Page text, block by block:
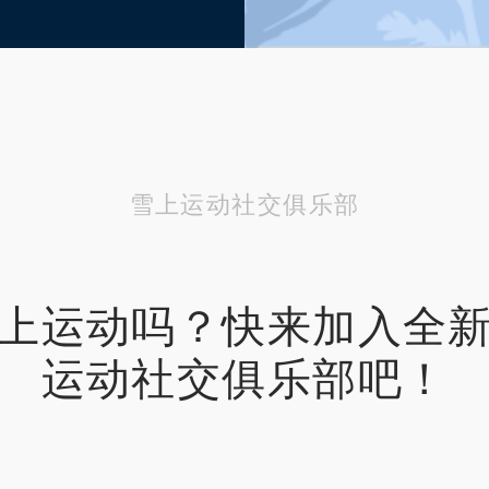
雪上运动社交俱乐部
运动吗？快来加入全
运动社交俱乐部吧！